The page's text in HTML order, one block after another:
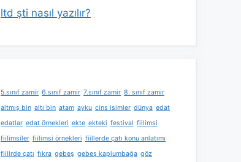
ltd şti nasıl yazılır?
5.sınıf zamir 6.sınıf zamir 7.sınıf zamir 8. sınıf zamir
altmış bin altı bin atam ayku cins isimler dünya edat
edatlar edat örnekleri ekte ekteki festival fiilimsi
fiilimsiler fiilimsi örnekleri fiillerde çatı konu anlatımı
fiillrde çatı fıkra gebeş gebeş kaplumbağa göz